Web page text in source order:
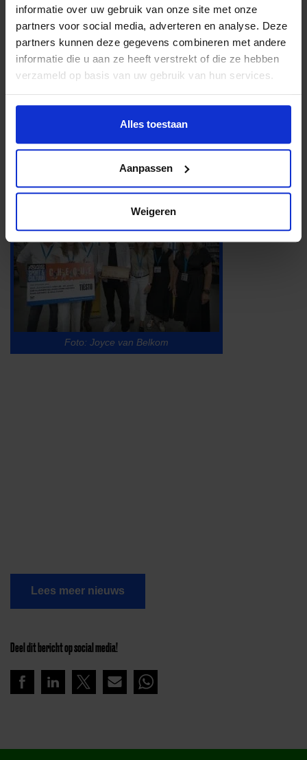
informatie over uw gebruik van onze site met onze
partners voor social media, adverteren en analyse. Deze
partners kunnen deze gegevens combineren met andere
informatie die u aan ze heeft verstrekt of die ze hebben
verzameld op basis van uw gebruik van hun services.
Alles toestaan
Aanpassen
Weigeren
Foto: Joyce van Belkom
Lees meer nieuws
Deel dit bericht op social media!